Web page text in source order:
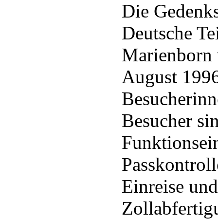
Die
Deutsche
Marienborn
August
Besucher
Einreise